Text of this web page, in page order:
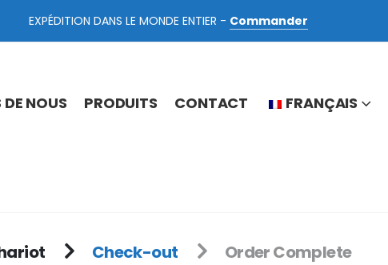
EXPÉDITION DANS LE MONDE ENTIER - Commander
NOUS PRODUITS CONTACT FRANÇAIS
Check-out Order Complete